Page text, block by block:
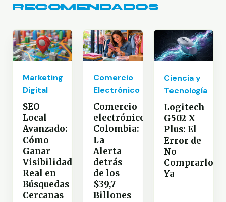
RECOMENDADOS
Marketing
Digital
SEO
Local
Avanzado:
Cómo
Ganar
Visibilidad
Real en
Búsquedas
Cercanas
Comercio
Electrónico
Comercio
electrónico
Colombia:
La
Alerta
detrás
de los
$39,7
Billones
Ciencia y
Tecnología
Logitech
G502 X
Plus: El
Error de
No
Comprarlo
Ya